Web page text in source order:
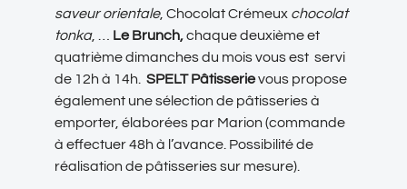
saveur orientale, Chocolat Crémeux chocolat
tonka, … Le Brunch,chaque deuxième et
quatrième dimanches du mois vous est servi
de 12h à 14h. SPELT Pâtisserievous propose
également une sélection de pâtisseries à
emporter, élaborées par Marion (commande
à effectuer 48h à l’avance. Possibilité de
réalisation de pâtisseries sur mesure).